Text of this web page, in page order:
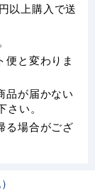
以上購入で送
と変わりま
品が届かない
い。
る場合がござ